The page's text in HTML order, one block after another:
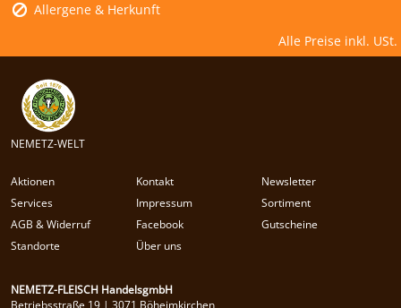
Allergene & Herkunft
Alle Preise inkl. USt.
NEMETZ-WELT
Aktionen Kontakt
Newsletter
Services
Impressum
Sortiment
AGB & Widerruf
Facebook
Gutscheine
Standorte
Über uns
NEMETZ-FLEISCH HandelsgmbH
Betriebsstraße 19 | 3071 Böheimkirchen